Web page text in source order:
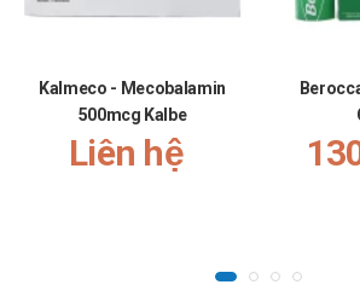
Quá liều:
Triệu chứng:
Mỏng da, thâm tím da, tăng số lượng
Cần đến ngay cơ sở y tế gần nhất để
Kalmeco - Mecobalamin
500mcg Kalbe
Liên hệ